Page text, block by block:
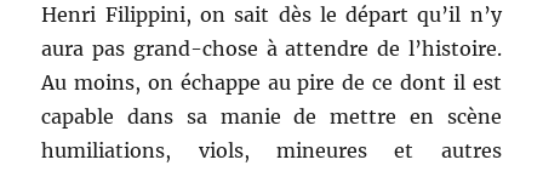
Henri Filippini, on sait dès le départ qu’il n’y
aura pas grand-chose à attendre de l’histoire.
Au moins, on échappe au pire de ce dont il est
capable dans sa manie de mettre en scène
humiliations, viols, mineures et autres